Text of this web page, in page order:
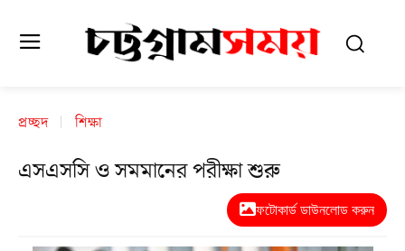
প্রচ্ছদ শিক্ষা
এসএসসি ও সমমানের পরীক্ষা শুরু
ফটোকার্ড ডাউনলোড করুন